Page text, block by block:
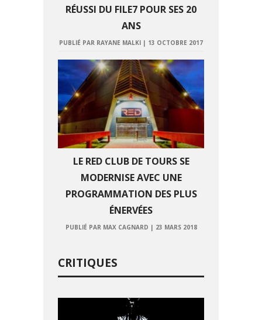
RÉUSSI DU FILE7 POUR SES 20
ANS
PUBLIÉ PAR RAYANE MALKI | 13 OCTOBRE 2017
LE RED CLUB DE TOURS SE
MODERNISE AVEC UNE
PROGRAMMATION DES PLUS
ÉNERVÉES
PUBLIÉ PAR MAX CAGNARD | 23 MARS 2018
CRITIQUES